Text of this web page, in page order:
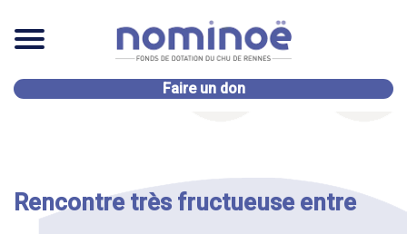
Faire un don
Rencontre très fructueuse entre